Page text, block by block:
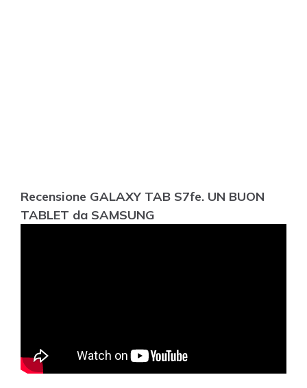
Recensione GALAXY TAB S7fe. UN BUON
TABLET da SAMSUNG